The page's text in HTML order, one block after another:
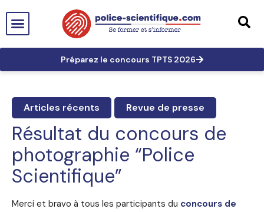
Préparez le concours TPTS 2026
Articles récents Revue de presse
Résultat du concours de
photographie “Police
Scientifique”
Merci et bravo à tous les participants du concours de